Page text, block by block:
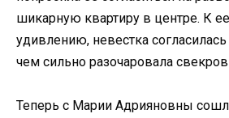
шикарную квартиру в центре. К
удивлению, невестка
чем сильно разочаровала
Теперь с Марии Адрияновны